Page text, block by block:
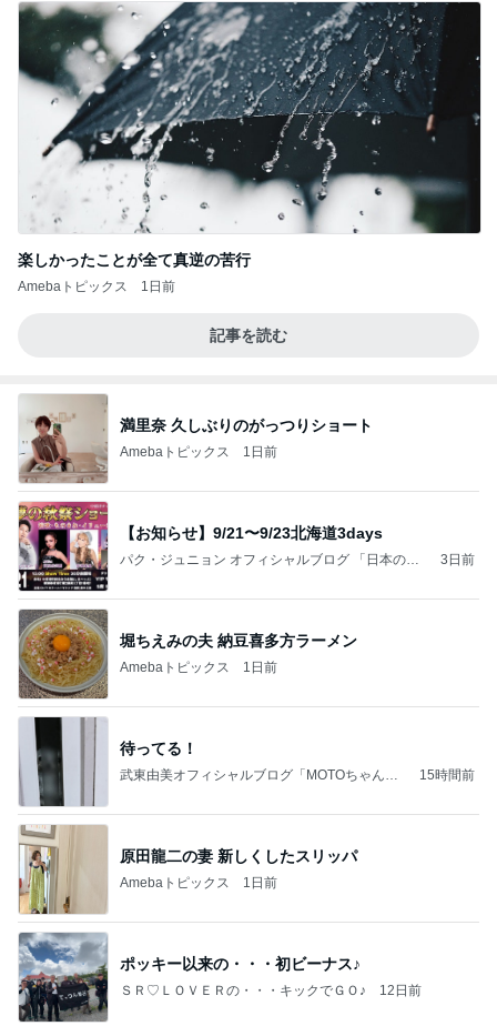
楽しかったことが全て真逆の苦行
Amebaトピックス 1日前
記事を読む
満里奈 久しぶりのがっつりショート
Amebaトピックス 1日前
【お知らせ】9/21〜9/23北海道3days
パク・ジュニョン オフィシャルブログ 「日本の
3日前
堀ちえみの夫 納豆喜多方ラーメン
Amebaトピックス 1日前
待ってる！
武東由美オフィシャルブログ「MOTOちゃんと
15時間前
原田龍二の妻 新しくしたスリッパ
Amebaトピックス 1日前
ポッキー以来の・・・初ビーナス♪
ＳＲ♡ＬＯＶＥＲの・・・キックでＧＯ♪ 12日前